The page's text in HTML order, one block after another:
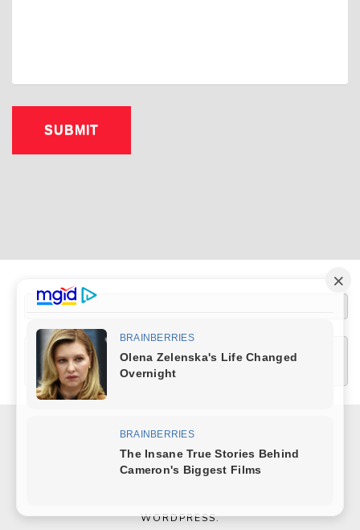
[wptelegram-join-channel link="https://t.me/+XlRMybUOlQUwZDUy" text="Join
COPYRIGHT © 2026ЗНАТИ.
WORDPRESS.